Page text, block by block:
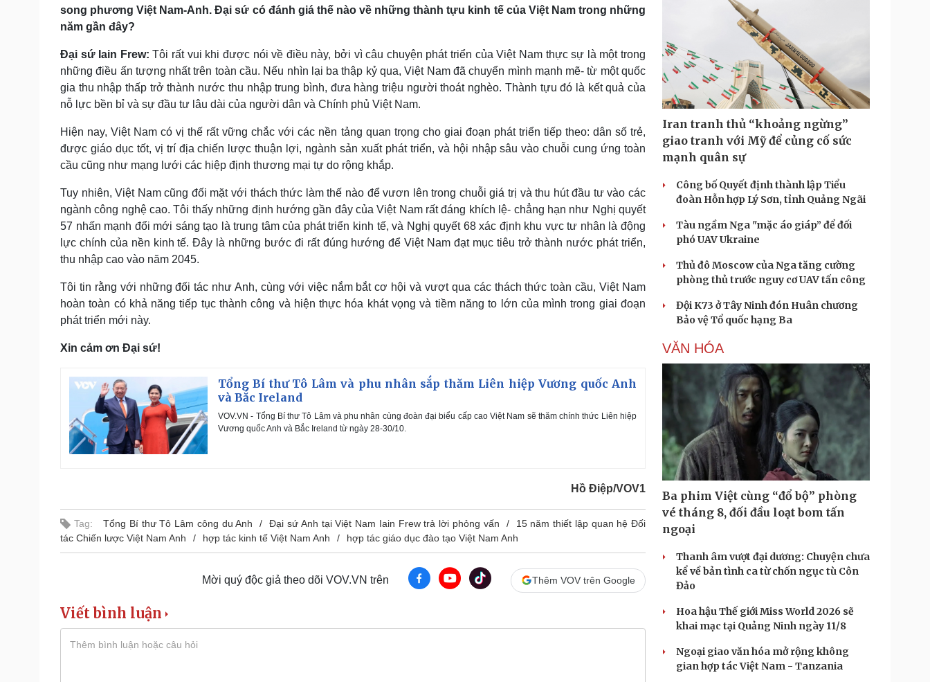
song phương Việt Nam-Anh. Đại sứ có đánh giá thế nào về những thành tựu kinh tế của Việt Nam trong những
năm gần đây?
Đại sứ Iain Frew: Tôi rất vui khi được nói về điều này, bởi vì câu chuyện phát triển của Việt Nam thực sự là một trong
những điều ấn tượng nhất trên toàn cầu. Nếu nhìn lại ba thập kỷ qua, Việt Nam đã chuyển mình mạnh mẽ- từ một quốc
gia thu nhập thấp trở thành nước thu nhập trung bình, đưa hàng triệu người thoát nghèo. Thành tựu đó là kết quả của
nỗ lực bền bỉ và sự đầu tư lâu dài của người dân và Chính phủ Việt Nam.
Hiện nay, Việt Nam có vị thế rất vững chắc với các nền tảng quan trọng cho giai đoạn phát triển tiếp theo: dân số trẻ,
được giáo dục tốt, vị trí địa chiến lược thuận lợi, ngành sản xuất phát triển, và hội nhập sâu vào chuỗi cung ứng toàn
cầu cũng như mạng lưới các hiệp định thương mại tự do rộng khắp.
Tuy nhiên, Việt Nam cũng đối mặt với thách thức làm thế nào để vươn lên trong chuỗi giá trị và thu hút đầu tư vào các
ngành công nghệ cao. Tôi thấy những định hướng gần đây của Việt Nam rất đáng khích lệ- chẳng hạn như Nghị quyết
57 nhấn mạnh đổi mới sáng tạo là trung tâm của phát triển kinh tế, và Nghị quyết 68 xác định khu vực tư nhân là động
lực chính của nền kinh tế. Đây là những bước đi rất đúng hướng để Việt Nam đạt mục tiêu trở thành nước phát triển,
thu nhập cao vào năm 2045.
Tôi tin rằng với những đối tác như Anh, cùng với việc nắm bắt cơ hội và vượt qua các thách thức toàn cầu, Việt Nam
hoàn toàn có khả năng tiếp tục thành công và hiện thực hóa khát vọng và tiềm năng to lớn của mình trong giai đoạn
phát triển mới này.
Xin cảm ơn Đại sứ!
Tổng Bí thư Tô Lâm và phu nhân sắp thăm Liên hiệp Vương quốc Anh
và Bắc Ireland
VOV.VN - Tổng Bí thư Tô Lâm và phu nhân cùng đoàn đại biểu cấp cao Việt Nam sẽ thăm chính thức Liên hiệp
Vương quốc Anh và Bắc Ireland từ ngày 28-30/10.
Hồ Điệp/VOV1
Tag: Tổng Bí thư Tô Lâm công du Anh Đại sứ Anh tại Việt Nam Iain Frew trả lời phỏng vấn
15 năm thiết lập quan hệ Đối
tác Chiến lược Việt Nam Anh
hợp tác kinh tế Việt Nam Anh hợp tác giáo dục đào tạo Việt Nam Anh
Mời quý độc giả theo dõi VOV.VN trên Thêm VOV trên Google
Viết bình luận
Iran tranh thủ “khoảng ngừng”
giao tranh với Mỹ để củng cố sức
mạnh quân sự
Công bố Quyết định thành lập Tiểu
đoàn Hỗn hợp Lý Sơn, tỉnh Quảng Ngãi
Tàu ngầm Nga "mặc áo giáp” để đối
phó UAV Ukraine
Thủ đô Moscow của Nga tăng cường
phòng thủ trước nguy cơ UAV tấn công
Đội K73 ở Tây Ninh đón Huân chương
Bảo vệ Tổ quốc hạng Ba
VĂN HÓA
Ba phim Việt cùng “đổ bộ” phòng
vé tháng 8, đối đầu loạt bom tấn
ngoại
Thanh âm vượt đại dương: Chuyện chưa
kể về bản tình ca từ chốn ngục tù Côn
Đảo
Hoa hậu Thế giới Miss World 2026 sẽ
khai mạc tại Quảng Ninh ngày 11/8
Ngoại giao văn hóa mở rộng không
gian hợp tác Việt Nam - Tanzania